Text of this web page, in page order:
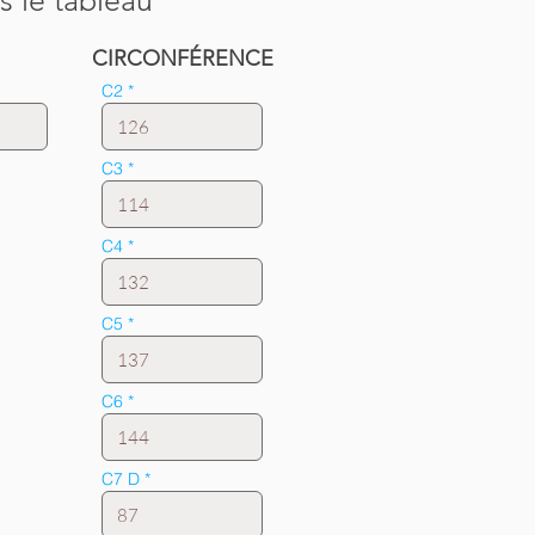
CIRCONFÉRENCE
C2
C3
C4
C5
C6
C7 D